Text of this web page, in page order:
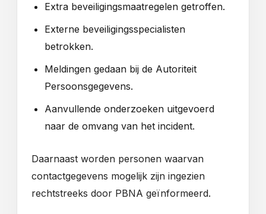
Extra beveiligingsmaatregelen getroffen.
Externe beveiligingsspecialisten
betrokken.
Meldingen gedaan bij de Autoriteit
Persoonsgegevens.
Aanvullende onderzoeken uitgevoerd
naar de omvang van het incident.
Daarnaast worden personen waarvan
contactgegevens mogelijk zijn ingezien
rechtstreeks door PBNA geïnformeerd.